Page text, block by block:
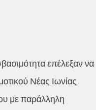
επέλεξαν να
Νέας Ιωνίας
με παράλληλη